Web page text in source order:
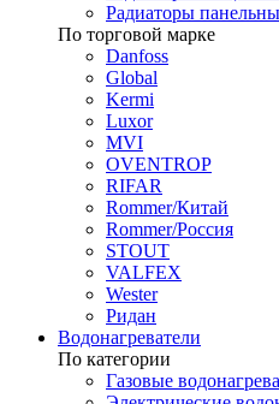
Радиаторы
По торговой марке
Danfoss
Global
Kermi
Luxor
MVI
OVENTROP
RIFAR​
Rommer/Китай
Rommer/Россия
STOUT
VALFEX
Wester
Ридан
Водонагреватели
По категории
Газовые